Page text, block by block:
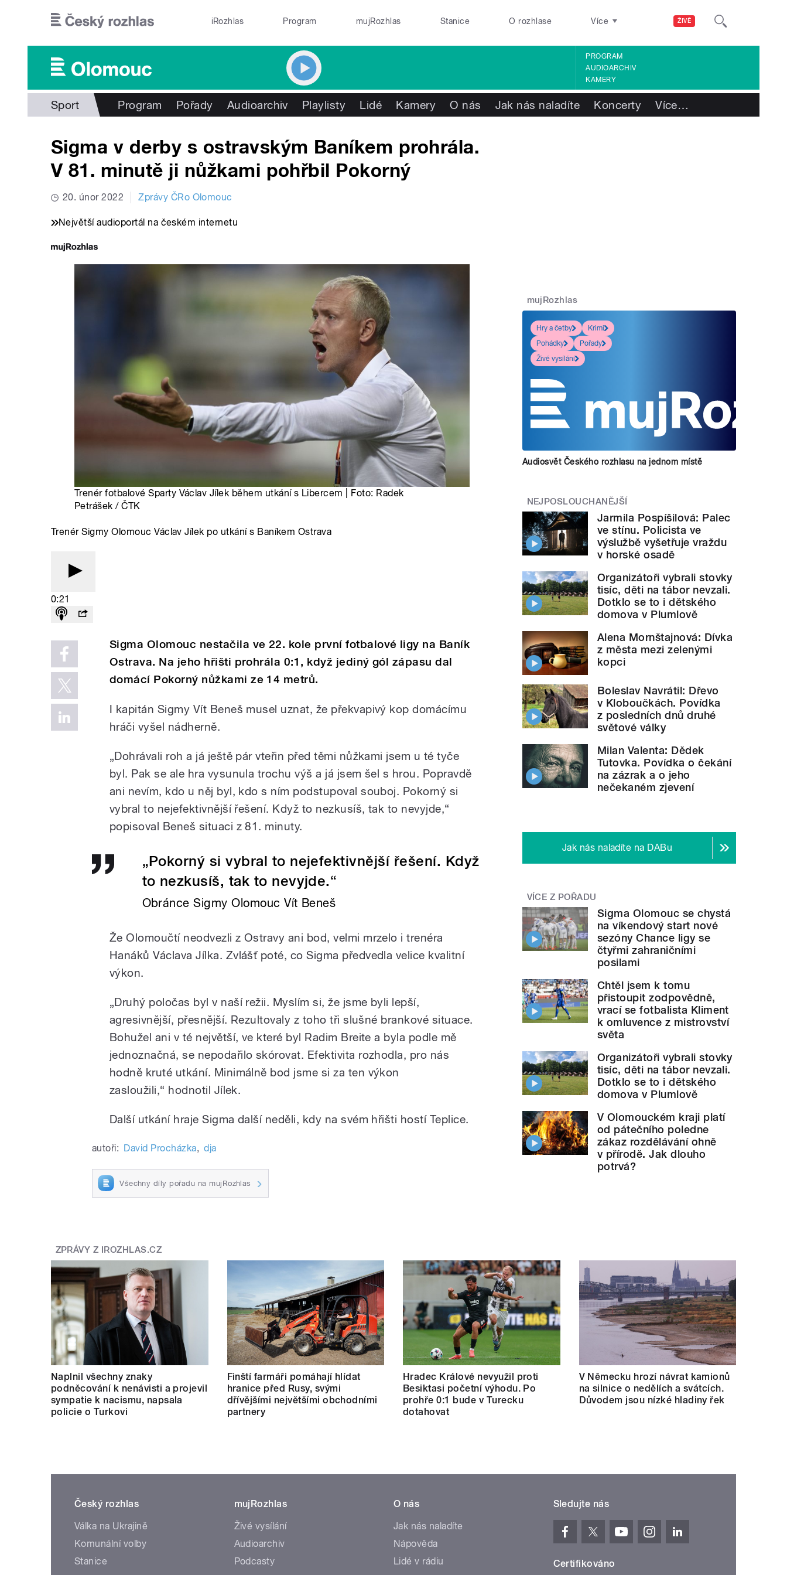
ŽIVĚ
iRozhlas Program mujRozhlas Stanice O rozhlase Více
PROGRAM
AUDIOARCHIV
KAMERY
Sport Program Pořady Audioarchiv Playlisty Lidé Kamery O nás Jak nás naladíte Koncerty Více…
Sigma v derby s ostravským Baníkem prohrála.
V 81. minutě ji nůžkami pohřbil Pokorný
20. únor 2022 Zprávy ČRo Olomouc
Největší audioportál na českém internetu
Trenér fotbalové Sparty Václav Jílek během utkání s Libercem | Foto: Radek
Petrášek / ČTK
Trenér Sigmy Olomouc Václav Jílek po utkání s Baníkem Ostrava
0:21
Sigma Olomouc nestačila ve 22. kole první fotbalové ligy na Baník
Ostrava. Na jeho hřišti prohrála 0:1, když jediný gól zápasu dal
domácí Pokorný nůžkami ze 14 metrů.
I kapitán Sigmy Vít Beneš musel uznat, že překvapivý kop domácímu
hráči vyšel nádherně.
„Dohrávali roh a já ještě pár vteřin před těmi nůžkami jsem u té tyče
byl. Pak se ale hra vysunula trochu výš a já jsem šel s hrou. Popravdě
ani nevím, kdo u něj byl, kdo s ním podstupoval souboj. Pokorný si
vybral to nejefektivnější řešení. Když to nezkusíš, tak to nevyjde,“
popisoval Beneš situaci z 81. minuty.
„Pokorný si vybral to nejefektivnější řešení. Když
to nezkusíš, tak to nevyjde.“
Obránce Sigmy Olomouc Vít Beneš
Že Olomoučtí neodvezli z Ostravy ani bod, velmi mrzelo i trenéra
Hanáků Václava Jílka. Zvlášť poté, co Sigma předvedla velice kvalitní
výkon.
„Druhý poločas byl v naší režii. Myslím si, že jsme byli lepší,
agresivnější, přesnější. Rezultovaly z toho tři slušné brankové situace.
Bohužel ani v té největší, ve které byl Radim Breite a byla podle mě
jednoznačná, se nepodařilo skórovat. Efektivita rozhodla, pro nás
hodně kruté utkání. Minimálně bod jsme si za ten výkon
zasloužili,“ hodnotil Jílek.
Další utkání hraje Sigma další neděli, kdy na svém hřišti hostí Teplice.
autoři: David Procházka, dja
Všechny díly pořadu na mujRozhlas
mujRozhlas
Hry a četby
Krimi
Pohádky
Pořady
Živé vysílání
Audiosvět Českého rozhlasu na jednom místě
NEJPOSLOUCHANĚJŠÍ
Jarmila Pospíšilová: Palec
ve stínu. Policista ve
výslužbě vyšetřuje vraždu
v horské osadě
Organizátoři vybrali stovky
tisíc, děti na tábor nevzali.
Dotklo se to i dětského
domova v Plumlově
Alena Mornštajnová: Dívka
z města mezi zelenými
kopci
Boleslav Navrátil: Dřevo
v Kloboučkách. Povídka
z posledních dnů druhé
světové války
Milan Valenta: Dědek
Tutovka. Povídka o čekání
na zázrak a o jeho
nečekaném zjevení
Jak nás naladíte na DABu
VÍCE Z POŘADU
Sigma Olomouc se chystá
na víkendový start nové
sezóny Chance ligy se
čtyřmi zahraničními
posilami
Chtěl jsem k tomu
přistoupit zodpovědně,
vrací se fotbalista Kliment
k omluvence z mistrovství
světa
Organizátoři vybrali stovky
tisíc, děti na tábor nevzali.
Dotklo se to i dětského
domova v Plumlově
V Olomouckém kraji platí
od pátečního poledne
zákaz rozdělávání ohně
v přírodě. Jak dlouho
potrvá?
ZPRÁVY Z IROZHLAS.CZ
Naplnil všechny znaky
podněcování k nenávisti a projevil
sympatie k nacismu, napsala
policie o Turkovi
Finští farmáři pomáhají hlídat
hranice před Rusy, svými
dřívějšími největšími obchodními
partnery
Hradec Králové nevyužil proti
Besiktasi početní výhodu. Po
prohře 0:1 bude v Turecku
dotahovat
V Německu hrozí návrat kamionů
na silnice o nedělích a svátcích.
Důvodem jsou nízké hladiny řek
Český rozhlas
Válka na Ukrajině
Komunální volby
Stanice
mujRozhlas
Živé vysílání
Audioarchiv
Podcasty
O nás
Jak nás naladíte
Nápověda
Lidé v rádiu
Sledujte nás
Certifikováno